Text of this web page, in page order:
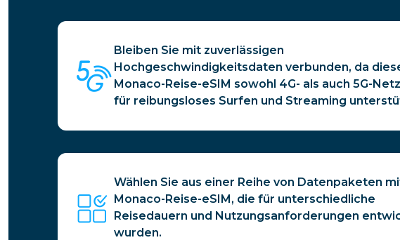
Bleiben Sie mit zuverlässigen
Hochgeschwindigkeitsdaten verbunden, da
Monaco-Reise-eSIM sowohl 4G- als auch 5G-
für reibungsloses Surfen und Streaming
Wählen Sie aus einer Reihe von Datenpaketen
Monaco-Reise-eSIM, die für unterschiedliche
Reisedauern und Nutzungsanforderungen
wurden.